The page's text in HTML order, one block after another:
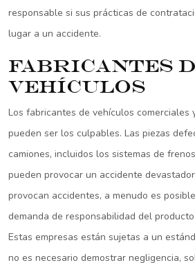
responsable si sus prácticas de
lugar a un accidente.
Fabricantes
vehículos
Los fabricantes de vehículos comerciales
pueden ser los culpables. Las piezas
camiones, incluidos los sistemas de
pueden provocar un accidente
provocan accidentes, a menudo es
demanda de responsabilidad del
Estas empresas están sujetas a un
no es necesario demostrar negligencia,